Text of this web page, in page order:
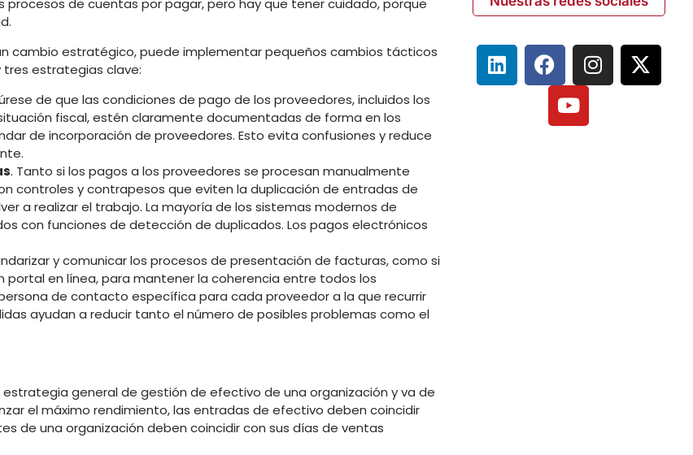
de cuentas por pagar, pero hay que tener cuidado, porque
cambio estratégico, puede implementar pequeños cambios tácticos
tres estrategias clave:
de que las condiciones de pago de los proveedores, incluidos los
fiscal, estén claramente documentadas de forma en los
de incorporación de proveedores. Esto evita confusiones y reduce
. Tanto si los pagos a los proveedores se procesan manualmente
controles y contrapesos que eviten la duplicación de entradas de
a realizar el trabajo. La mayoría de los sistemas modernos de
con funciones de detección de duplicados. Los pagos electrónicos
y comunicar los procesos de presentación de facturas, como si
en línea, para mantener la coherencia entre todos los
de contacto específica para cada proveedor a la que recurrir
ayudan a reducir tanto el número de posibles problemas como el
general de gestión de efectivo de una organización y va de
el máximo rendimiento, las entradas de efectivo deben coincidir
de una organización deben coincidir con sus días de ventas